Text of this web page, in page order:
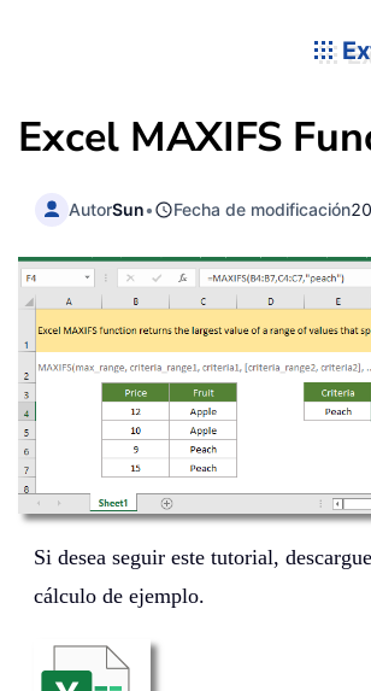
Excel MAXIFS
AutorSun• Fecha de modificación
Si desea seguir este tutorial,
cálculo de ejemplo.